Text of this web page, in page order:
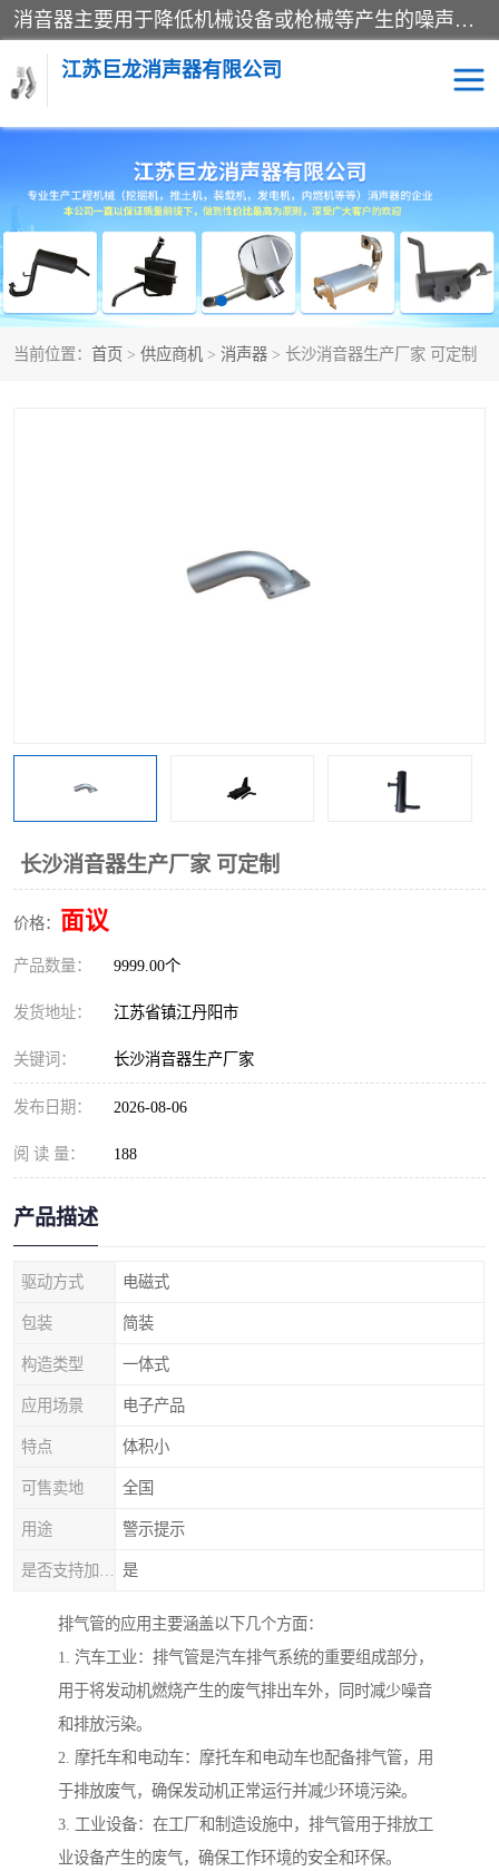
消音器主要用于降低机械设备或枪械等产生的噪声。它通过阻尼或增加排气面积来降低排气速度和功率，从而降低噪声。常见的消音器类型包括阻性消声器、抗性消声器、共振消声器以及阻抗复合式消声器等。这些消音器各有特点，适用于不同频率的噪声消除。
江苏巨龙消声器有限公司
当前位置： 首页 > 供应商机 > 消声器 > 长沙消音器生产厂家 可定制
长沙消音器生产厂家 可定制
价格： 面议
产品数量： 9999.00个
发货地址： 江苏省镇江丹阳市
关键词： 长沙消音器生产厂家
发布日期： 2026-08-06
阅 读 量： 188
产品描述
驱动方式 电磁式
包装 简装
构造类型 一体式
应用场景 电子产品
特点 体积小
可售卖地 全国
用途 警示提示
是
排气管的应用主要涵盖以下几个方面：
1. 汽车工业：排气管是汽车排气系统的重要组成部分，
用于将发动机燃烧产生的废气排出车外，同时减少噪音
和排放污染。
2. 摩托车和电动车：摩托车和电动车也配备排气管，用
于排放废气，确保发动机正常运行并减少环境污染。
3. 工业设备：在工厂和制造设施中，排气管用于排放工
业设备产生的废气，确保工作环境的安全和环保。
消声器